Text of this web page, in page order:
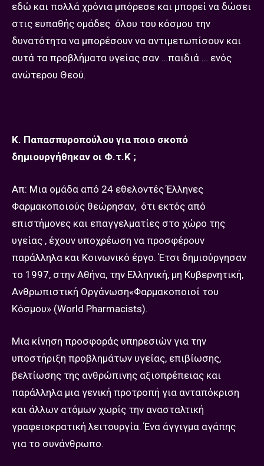
εδώ και πολλά χρόνια μπόρεσε και μπορεί να δώσει
στις ευπαθής ομάδες όλου του κόσμου την
δυνατότητα να μπορέσουν να αντιμετωπίσουν και
αυτά τα προβλήματα υγείας σαν …παιδιά … ενός
ανώτερου Θεού.
Κ. Παπασπυροπούλου για ποιο σκοπό
δημιουργήθηκαν οι Φ.τ.Κ ;
Απ: Μια ομάδα από 24 εθελοντές Έλληνες
Φαρμακοποιούς θεώρησαν, ότι εκτός από
επιστήμονες και επαγγελματίες στο χώρο της
υγείας , έχουν υποχρέωση να προσφέρουν
παράλληλα και Κοινωνικό έργο. Έτσι δημιούργησαν
το 1997, στην Αθήνα, την Ελληνική, μη Κυβερνητική,
Ανθρωπιστική Οργάνωση«Φαρμακοποιοί του
Κόσμου» (World Pharmacists).
Μια κίνηση προσφοράς υπηρεσιών για την
υποστήριξη προβλημάτων υγείας, επιβίωσης,
βελτίωσης της ανθρώπινης αξιοπρέπειας και
παράλληλα μια γενική προτροπή για ανταπόκριση
και άλλων ατόμων χωρίς την ανασταλτική
γραφειοκρατική λειτουργία. Ένα άγγιγμα αγάπης
για το συνάνθρωπο.